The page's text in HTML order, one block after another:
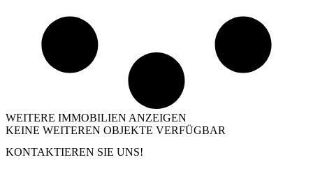
WEITERE IMMOBILIEN ANZEIGEN
KEINE WEITEREN OBJEKTE VERFÜGBAR
KONTAKTIEREN SIE UNS!